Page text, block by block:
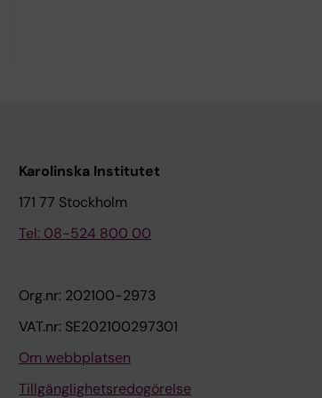
Karolinska Institutet
171 77 Stockholm
Tel: 08-524 800 00
Org.nr: 202100-2973
VAT.nr: SE202100297301
Om webbplatsen
Tillgänglighetsredogörelse